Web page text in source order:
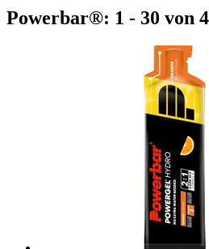
Powerbar®: 1 - 30 von